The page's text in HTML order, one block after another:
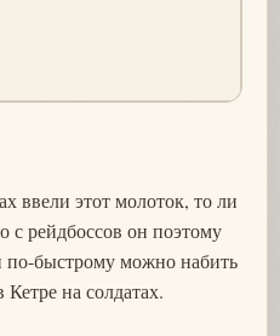
ввели этот молоток, то ли
рейдбоссов он поэтому
по-быстрому можно набить
на солдатах.